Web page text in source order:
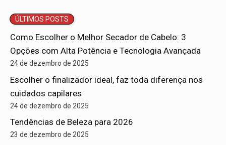
ÚLTIMOS POSTS
Como Escolher o Melhor Secador de Cabelo: 3
Opções com Alta Potência e Tecnologia Avançada
24 de dezembro de 2025
Escolher o finalizador ideal, faz toda diferença nos
cuidados capilares
24 de dezembro de 2025
Tendências de Beleza para 2026
23 de dezembro de 2025